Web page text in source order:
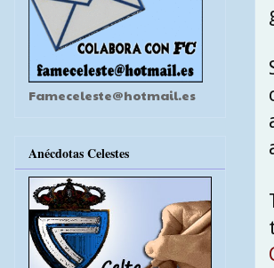
Fameceleste@hotmail.es
Anécdotas Celestes